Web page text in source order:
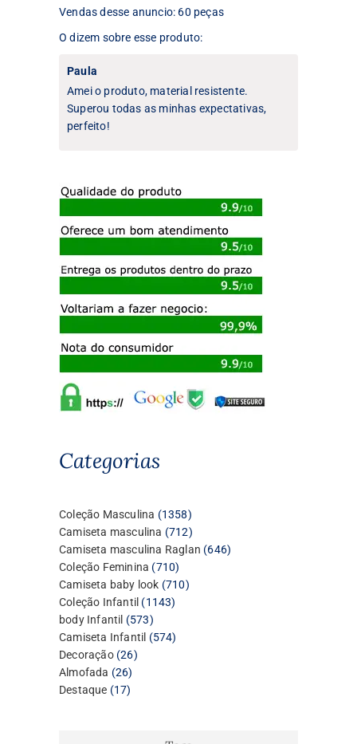
produto
Vendas desse anuncio: 60 peças
O dizem sobre esse produto:
Paula
Amei o produto, material resistente.
Superou todas as minhas expectativas,
perfeito!
Categorias
Coleção Masculina 13581358
produtos
Camiseta masculina 712712
produtos
Camiseta masculina Raglan 646646
Coleção Feminina 710710
produtos
Camiseta baby look 710710
Coleção Infantil 11431143
body Infantil 573573
produtos
Camiseta Infantil 574574
Decoração 2626
Almofada 2626
produtos
Destaque 1717